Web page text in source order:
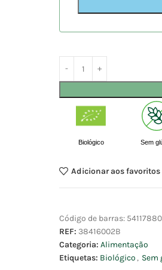
Biológico Sem
Adicionar aos favoritos
Código de barras:
REF: 38416002B
Categoria: Alimentação
Etiquetas: Biológico , Sem